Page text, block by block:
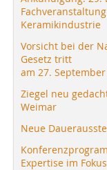
Keramikindustrie
Vorsicht bei der
Gesetz tritt
am 27.
Ziegel neu gedacht
Weimar
Neue
Expertise im Fokus